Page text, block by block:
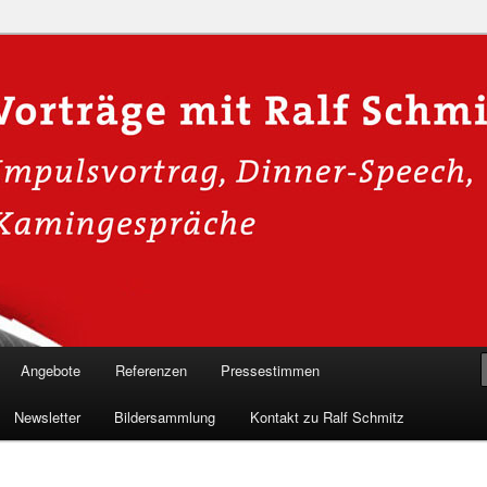
für Hackervorträge &
🛡️
in die Welt der Cybersicherheit mit Ralf Schmitz. Erleben Sie Live-
& schützen Sie sich effektiv.
Angebote Referenzen Pressestimmen
Newsletter Bildersammlung Kontakt zu Ralf Schmitz